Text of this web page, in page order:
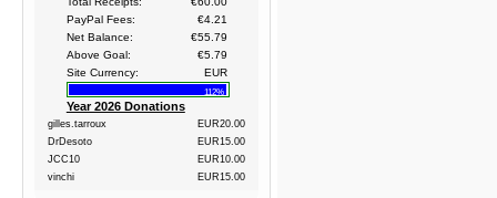
PayPal Fees:
€4.21
Net Balance:
€55.79
Above Goal:
€5.79
Site Currency:
EUR
112%
Year 2026 Donations
gilles.tarroux
EUR20.00
DrDesoto
EUR15.00
JCC10
EUR10.00
vinchi
EUR15.00